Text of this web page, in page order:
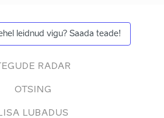
leidnud vigu? Saada teade!
TEGUDE RADAR
OTSING
LUBADUS